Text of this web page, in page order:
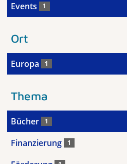
Events 1
Ort
Europa 1
Thema
Bücher 1
Finanzierung 1